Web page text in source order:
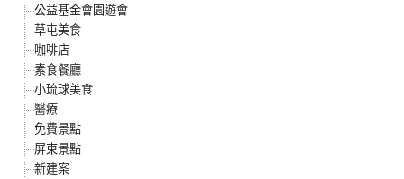
公益基金會園遊會
草屯美食
咖啡店
素食餐廳
小琉球美食
醫療
免費景點
屏東景點
新建案